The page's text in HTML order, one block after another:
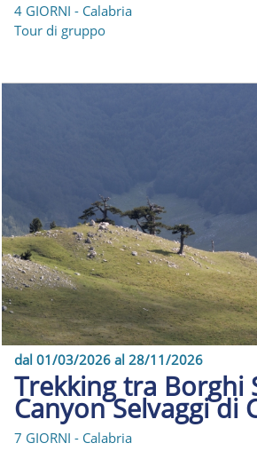
4 GIORNI - Calabria
Tour di gruppo
dal 01/03/2026 al 28/11/2026
Trekking tra Borghi
Canyon Selvaggi di
7 GIORNI - Calabria